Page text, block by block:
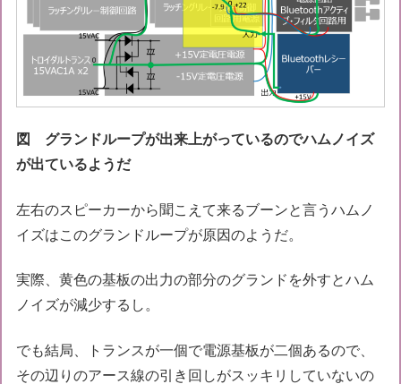
図 グランドループが出来上がっているのでハムノイズ
が出ているようだ
左右のスピーカーから聞こえて来るブーンと言うハムノ
イズはこのグランドループが原因のようだ。
実際、黄色の基板の出力の部分のグランドを外すとハム
ノイズが減少するし。
でも結局、トランスが一個で電源基板が二個あるので、
その辺りのアース線の引き回しがスッキリしていないの